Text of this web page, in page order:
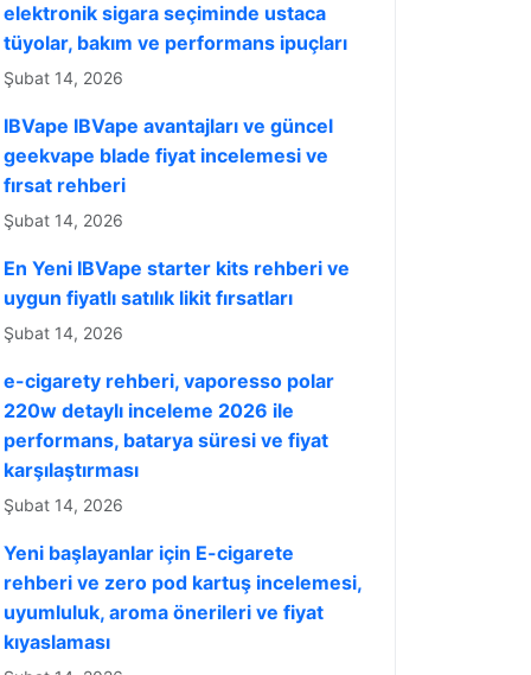
elektronik sigara seçiminde ustaca
tüyolar, bakım ve performans ipuçları
Şubat 14, 2026
IBVape IBVape avantajları ve güncel
geekvape blade fiyat incelemesi ve
fırsat rehberi
Şubat 14, 2026
En Yeni IBVape starter kits rehberi ve
uygun fiyatlı satılık likit fırsatları
Şubat 14, 2026
e-cigarety rehberi, vaporesso polar
220w detaylı inceleme 2026 ile
performans, batarya süresi ve fiyat
karşılaştırması
Şubat 14, 2026
Yeni başlayanlar için E-cigarete
rehberi ve zero pod kartuş incelemesi,
uyumluluk, aroma önerileri ve fiyat
kıyaslaması